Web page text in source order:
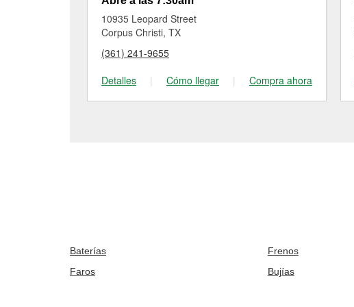
10935 Leopard Street
Corpus Christi, TX
(361) 241-9655
Detalles
| Cómo llegar | Compra ahora
Baterías Frenos
Faros
Bujías